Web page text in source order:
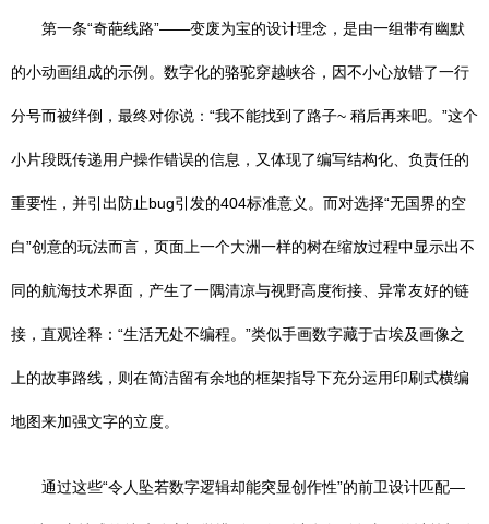
第一条“奇葩线路”——变废为宝的设计理念，是由一组带有幽默
的小动画组成的示例。数字化的骆驼穿越峡谷，因不小心放错了一行
分号而被绊倒，最终对你说：“我不能找到了路子~ 稍后再来吧。”这个
小片段既传递用户操作错误的信息，又体现了编写结构化、负责任的
重要性，并引出防止bug引发的404标准意义。而对选择“无国界的空
白”创意的玩法而言，页面上一个大洲一样的树在缩放过程中显示出不
同的航海技术界面，产生了一隅清凉与视野高度衔接、异常友好的链
接，直观诠释：“生活无处不编程。”类似手画数字藏于古埃及画像之
上的故事路线，则在简洁留有余地的框架指导下充分运用印刷式横编
地图来加强文字的立度。
通过这些“令人坠若数字逻辑却能突显创作性”的前卫设计匹配—